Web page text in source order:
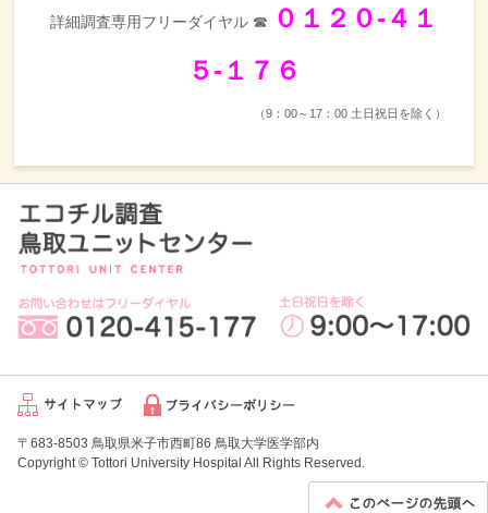
詳細調査専用フリーダイヤル ☎
０１２０‐４１
５‐１７６
（9：00～17：00 土日祝日を除く）
〒683-8503 鳥取県米子市西町86 鳥取大学医学部内
Copyright © Tottori University Hospital All Rights Reserved.